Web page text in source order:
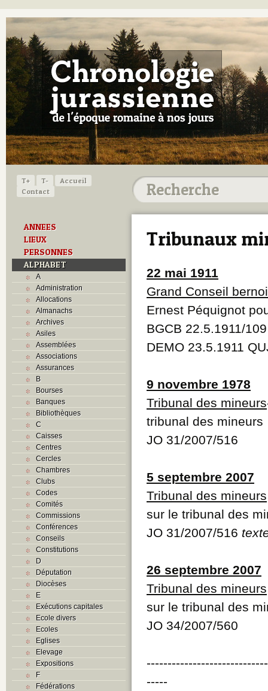
T+ T-
Accueil
Contact
ANNEES
LIEUX
PERSONNES
ALPHABET
A
Administration
Allocations
Almanachs
Archives
Asiles
Assemblées
Associations
Assurances
B
Bourses
Banques
Bibliothèques
C
Caisses
Centres
Cercles
Chambres
Clubs
Codes
Comités
Commissions
Conférences
Conseils
Constitutions
D
Députation
Diocèses
E
Exécutions capitales
Ecole divers
Ecoles
Eglises
Elevage
Expositions
F
Fédérations
Tribunaux
22 mai 1911
Grand Conseil
Ernest Péquignot
BGCB 22.5.1911/109
DEMO 23.5.1911
9 novembre 1978
Tribunal des mineurs
tribunal des mineurs
JO 31/2007/516
5 septembre 2007
Tribunal des mineurs
sur le tribunal des
JO 31/2007/516
26 septembre 2007
Tribunal des mineurs
sur le tribunal des
JO 34/2007/560
-----